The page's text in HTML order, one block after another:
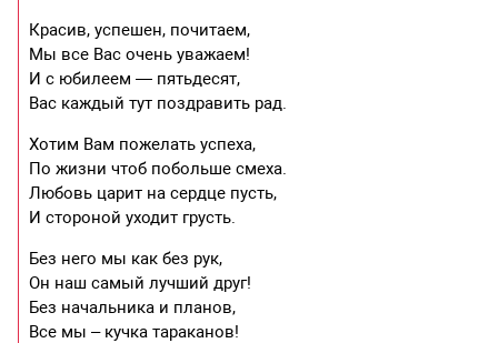
Красив, успешен, почитаем,
Мы все Вас очень уважаем!
И с юбилеем — пятьдесят,
Вас каждый тут поздравить рад.
Хотим Вам пожелать успеха,
По жизни чтоб побольше смеха.
Любовь царит на сердце пусть,
И стороной уходит грусть.
Без него мы как без рук,
Он наш самый лучший друг!
Без начальника и планов,
Все мы – кучка тараканов!